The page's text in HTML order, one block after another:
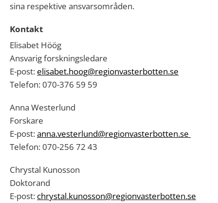
sina respektive ansvarsområden.
Kontakt
Elisabet Höög
Ansvarig forskningsledare
E-post: elisabet.hoog@regionvasterbotten.se
Telefon: 070-376 59 59
Anna Westerlund
Forskare
E-post:anna.vesterlund@regionvasterbotten.se
Telefon: 070-256 72 43
Chrystal Kunosson
Doktorand
E-post: chrystal.kunosson@regionvasterbotten.se